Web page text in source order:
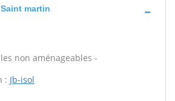
martin
non aménageables -
: Jb-isol